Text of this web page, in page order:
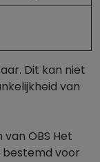
Dit kan niet
van
OBS Het
bestemd voor